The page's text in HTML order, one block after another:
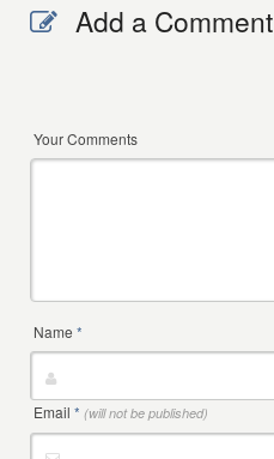
Add a Comment
Your Comments
Name*
Email* (will not be published)